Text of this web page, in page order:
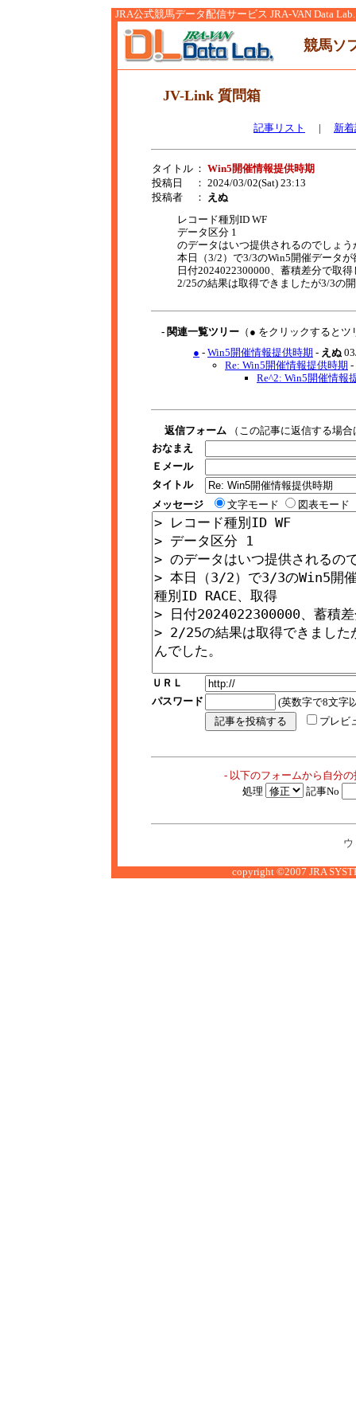
JRA公式競馬データ配信サービス JRA-VAN Data Lab.
競馬ソ
JV-Link 質問箱
記事リスト | 新
タイトル ： Win5開催情報提供時期
投稿日
： 2024/03/02(Sat) 23:13
投稿者
：
えぬ
レコード種別ID WF
データ区分 1
のデータはいつ提供されるのでしょう
本日（3/2）で3/3のWin5開催データ
日付2024022300000、蓄積差分で取
2/25の結果は取得できましたが3/3の
- 関連一覧ツリー （● をクリックすると
● - Win5開催情報提供時期 - えぬ
Re: Win5開催情報提供時期 -
Re^2: Win5開催情報
返信フォーム （この記事に返信する場
おなまえ
Ｅメール
タイトル
メッセージ
文字モード 図表モード
ＵＲＬ
パスワード
(英数字で8文字
プレビ
- 以下のフォームから自分
処理
記事No
copyright ©2007 JRA